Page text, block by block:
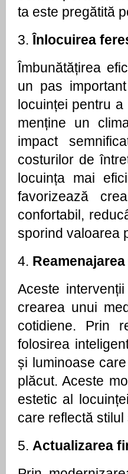
ta este pregătită
3.Înlocuirea
Îmbunătățirea
un pas
locuinței pentru
menține un
impact
costurilor de
locuința mai
favorizează
confortabil,
sporind valoarea
4.
Aceste
crearea unui
cotidiene. Prin
folosirea
și luminoase
plăcut. Aceste
estetic al
care reflectă
5. Actualizarea